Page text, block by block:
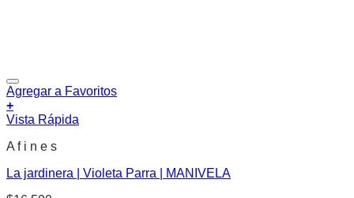
Agregar a Favoritos
+
Vista Rápida
A f i n e s
La jardinera | Violeta Parra | MANIVELA